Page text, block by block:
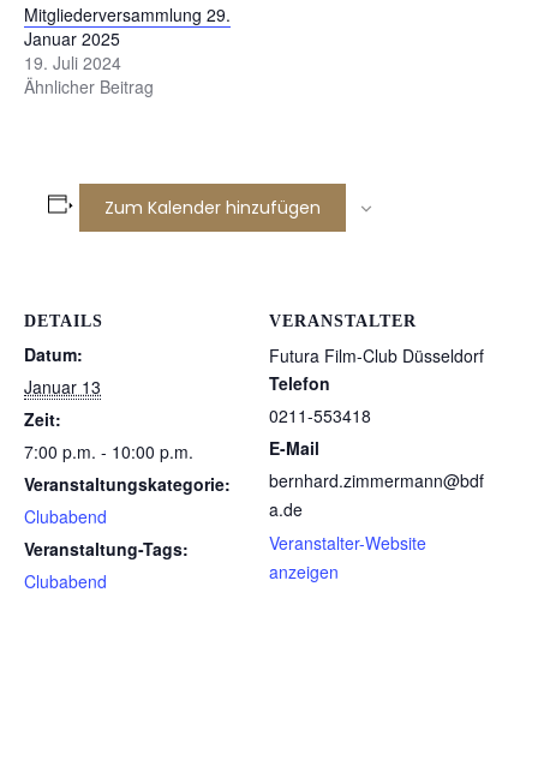
Mitgliederversammlung 29.
Januar 2025
19. Juli 2024
Ähnlicher Beitrag
Zum Kalender hinzufügen
DETAILS
Datum:
Januar 13
Zeit:
7:00 p.m. - 10:00 p.m.
Veranstaltungskategorie:
Clubabend
Veranstaltung-Tags:
Clubabend
VERANSTALTER
Futura Film-Club Düsseldorf
Telefon
0211-553418
E-Mail
bernhard.zimmermann@bdf
a.de
Veranstalter-Website
anzeigen